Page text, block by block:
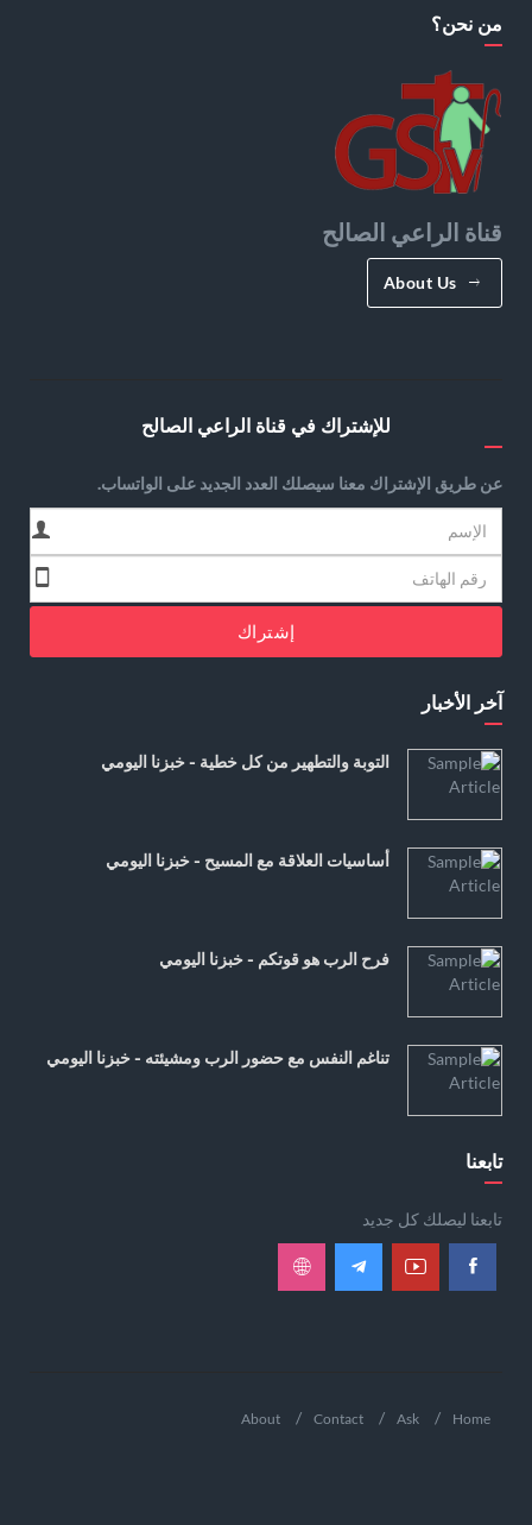
من نحن؟
قناة الراعي الصالح
About Us
للإشتراك في قناة الراعي الصالح
عن طريق الإشتراك معنا سيصلك العدد الجديد على الواتساب.
إشتراك
آخر الأخبار
التوبة والتطهير من كل خطية - خبزنا اليومي
أساسيات العلاقة مع المسيح - خبزنا اليومي
فرح الرب هو قوتكم - خبزنا اليومي
تناغم النفس مع حضور الرب ومشيئته - خبزنا اليومي
تابعنا
تابعنا ليصلك كل جديد
Home
Ask
Contact
About